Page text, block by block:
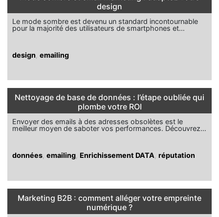
design
Le mode sombre est devenu un standard incontournable
pour la majorité des utilisateurs de smartphones et…
design emailing
Nettoyage de base de données : l’étape oubliée qui
plombe votre ROI
Envoyer des emails à des adresses obsolètes est le
meilleur moyen de saboter vos performances. Découvrez…
données emailing Enrichissement DATA réputation
Marketing B2B : comment alléger votre empreinte
numérique ?